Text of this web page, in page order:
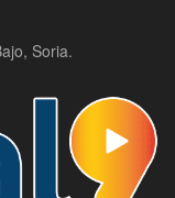
Soria.